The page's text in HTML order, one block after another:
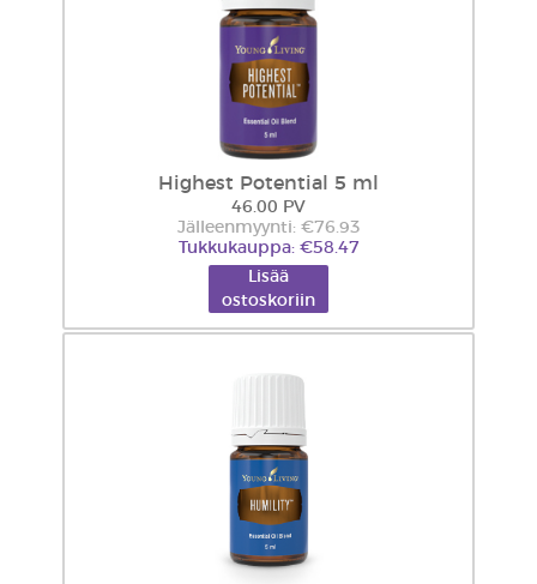
Highest Potential 5 ml
46.00 PV
Jälleenmyynti: €76.93
Tukkukauppa: €58.47
Lisää
ostoskoriin